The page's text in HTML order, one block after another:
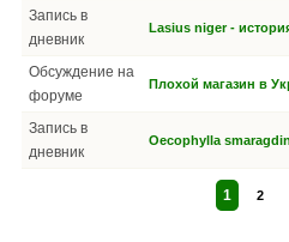
Запись в
дневник
Lasius niger -
Обсуждение на
форуме
Плохой магазин в
Запись в
дневник
Oecophylla
1 2